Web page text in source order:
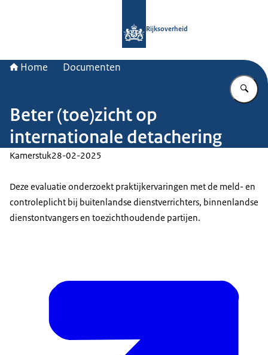
Rijksoverheid
Home Documenten
Beter (toe)zicht op
internationale detachering
Kamerstuk28-02-2025
Deze evaluatie onderzoekt praktijkervaringen met de meld- en
controleplicht bij buitenlandse dienstverrichters, binnenlandse
dienstontvangers en toezichthoudende partijen.